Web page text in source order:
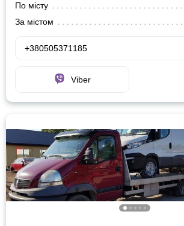
По місту
За містом
+380505371185
Viber